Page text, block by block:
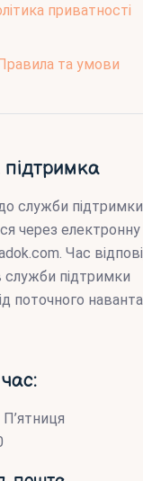
приватності
та умови
підтримка
служби підтримки
через
. Час
служби підтримки
поточного